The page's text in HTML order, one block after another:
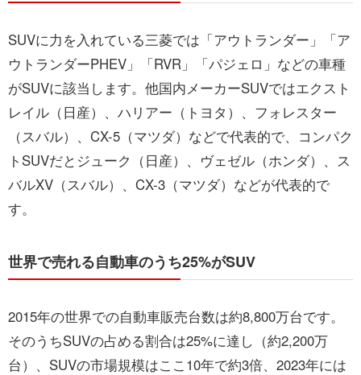
SUVに力を入れている三菱では「アウトランダー」「ア
ウトランダーPHEV」「RVR」「パジェロ」などの車種
がSUVに該当します。他国内メーカーSUVではエクスト
レイル（日産）、ハリアー（トヨタ）、フォレスター
（スバル）、CX-5（マツダ）などで代表的で、コンパク
トSUVだとジューク（日産）、ヴェゼル（ホンダ）、ス
バルXV（スバル）、CX-3（マツダ）などが代表的で
す。
世界で売れる自動車のうち25%がSUV
2015年の世界での自動車販売台数は約8,800万台です。
そのうちSUVの占める割合は25%に達し（約2,200万
台）、SUVの市場規模はここ10年で約3倍、2023年には